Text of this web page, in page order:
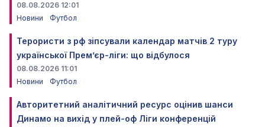
08.08.2026 12:01
Новини
Футбол
Терористи з рф зіпсували календар матчів 2 туру
української Прем’єр-ліги: що відбулося
08.08.2026 11:01
Новини
Футбол
Авторитетний аналітичний ресурс оцінив шанси
Динамо на вихід у плей-оф Ліги конференцій